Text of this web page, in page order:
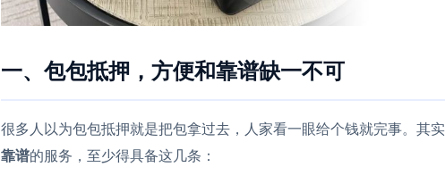
一、包包抵押，方便和靠谱缺一不可
很多人以为包包抵押就是把包拿过去，人家看一眼给个钱就完事。其
靠谱的服务，至少得具备这几条：